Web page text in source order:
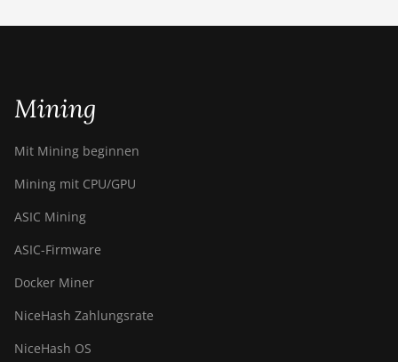
BITMAIN AntMiner
S21 Pro
BITMAIN AntMiner
S21 XP (270Th)
S21 XP Hyd (473Th)
BITMAIN AntMiner
(300Th)
BITMAIN AntMiner
Mining
Mit Mining beginnen
Mining mit CPU/GPU
ASIC Mining
ASIC-Firmware
Docker Miner
NiceHash Zahlungsrate
NiceHash OS